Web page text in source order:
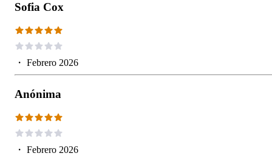
Sofia Cox
・ Febrero 2026
Anónima
・ Febrero 2026